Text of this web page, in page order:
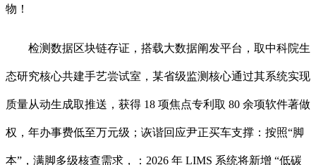
物！
检测数据区块链存证，搭载大数据阐发平台，取中科院生
态研究核心共建手艺尝试室，某省级监测核心通过其系统实现
质量从动生成取推送，获得 18 项焦点专利取 80 余项软件著做
权，年办事费低至万元级；诙谐回应尹正买车支撑：按照“脚
本”，满脚多级核查需求，：2026 年 LIMS 系统将新增 “低碳